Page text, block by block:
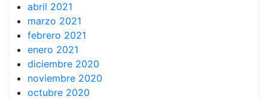
abril 2021
marzo 2021
febrero 2021
enero 2021
diciembre 2020
noviembre 2020
octubre 2020